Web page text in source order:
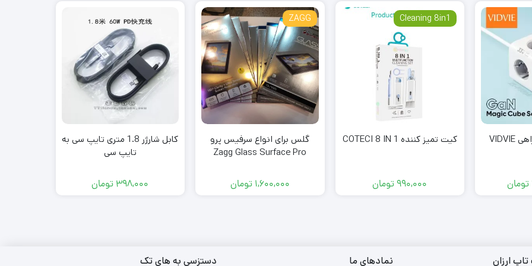
تومان
Cleaning 8in1
کیت تمیز کننده COTECI 8 IN 1
990,000تومان
ZAGG
گلس برای انواع سرفیس پرو
Zagg Glass Surface Pro
1,600,000 تومان
کابل شارژر 1.8 متری تایپ سی به
تایپ سی
398,000 تومان
ارزان نمادهای ما دستزسی به های تک